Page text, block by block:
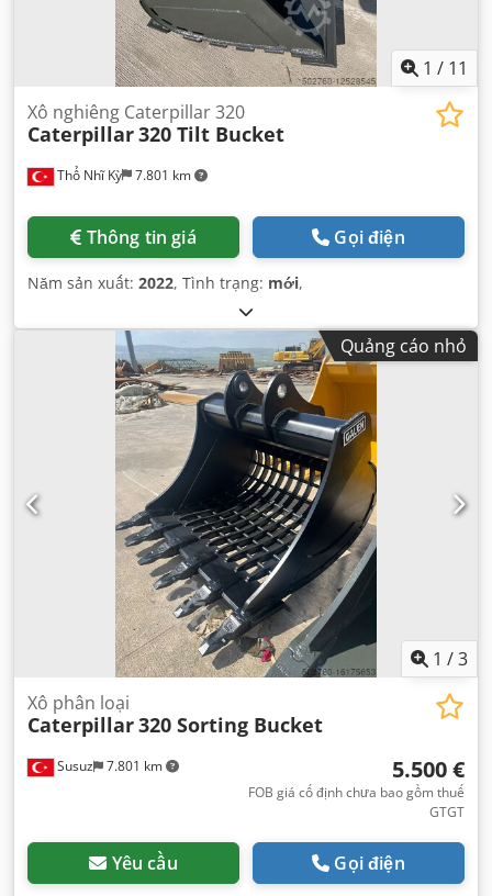
1 / 11
Thổ Nhĩ Kỳ 7.801 km
Xô nghiêng Caterpillar 320
Caterpillar320 Tilt Bucket
Thông tin giá Gọi điện
Năm sản xuất: 2022, Tình trạng: mới,
Quảng cáo nhỏ
1 /3
Susuz 7.801 km
Xô phân loại
Caterpillar320 Sorting Bucket
5.500 €
FOB giá cố định chưa bao gồm thuế
GTGT
Yêu cầu Gọi điện